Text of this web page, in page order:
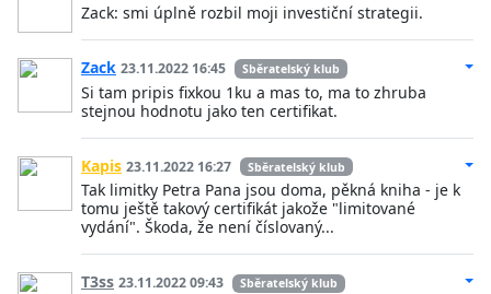
Zack: smi úplně rozbil moji investiční strategii.
Zack 23.11.2022 16:45 Sběratelský klub
Si tam pripis fixkou 1ku a mas to, ma to zhruba
stejnou hodnotu jako ten certifikat.
Kapis 23.11.2022 16:27 Sběratelský klub
Tak limitky Petra Pana jsou doma, pěkná kniha - je k
tomu ještě takový certifikát jakože "limitované
vydání". Škoda, že není číslovaný...
T3ss 23.11.2022 09:43 Sběratelský klub